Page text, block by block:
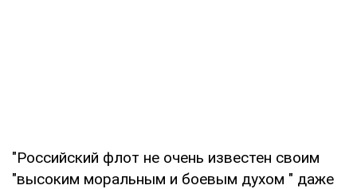
"Российский флот не очень известен своим
"высоким моральным и боевым духом " даже